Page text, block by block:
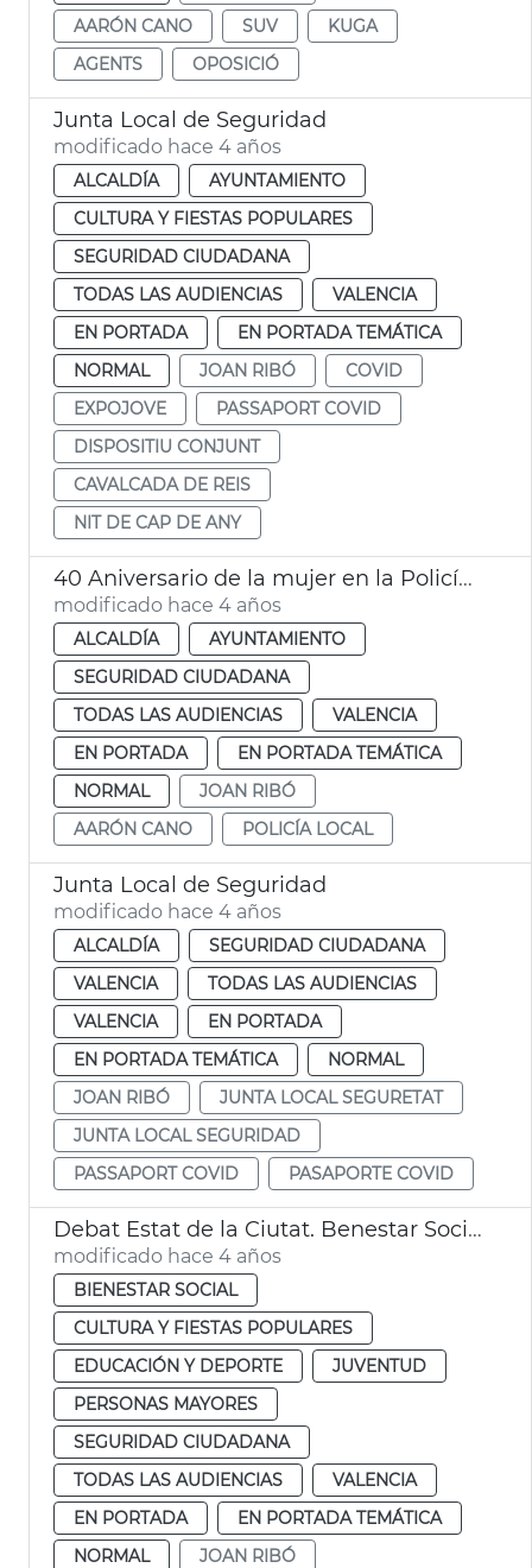
AARÓN CANO
SUV
KUGA
AGENTS
OPOSICIÓ
Junta Local de Seguridad
modificado hace 4 años
ALCALDÍA
AYUNTAMIENTO
CULTURA Y FIESTAS POPULARES
SEGURIDAD CIUDADANA
TODAS LAS AUDIENCIAS
VALENCIA
EN PORTADA
EN PORTADA TEMÁTICA
NORMAL
JOAN RIBÓ
COVID
EXPOJOVE
PASSAPORT COVID
DISPOSITIU CONJUNT
CAVALCADA DE REIS
NIT DE CAP DE ANY
40 Aniversario de la mujer en la Policía Local
modificado hace 4 años
ALCALDÍA
AYUNTAMIENTO
SEGURIDAD CIUDADANA
TODAS LAS AUDIENCIAS
VALENCIA
EN PORTADA
EN PORTADA TEMÁTICA
NORMAL
JOAN RIBÓ
AARÓN CANO
POLICÍA LOCAL
Junta Local de Seguridad
modificado hace 4 años
ALCALDÍA
SEGURIDAD CIUDADANA
VALENCIA
TODAS LAS AUDIENCIAS
VALENCIA
EN PORTADA
EN PORTADA TEMÁTICA
NORMAL
JOAN RIBÓ
JUNTA LOCAL SEGURETAT
JUNTA LOCAL SEGURIDAD
PASSAPORT COVID
PASAPORTE COVID
Debat Estat de la Ciutat. Benestar Social y Cultura
modificado hace 4 años
BIENESTAR SOCIAL
CULTURA Y FIESTAS POPULARES
EDUCACIÓN Y DEPORTE
JUVENTUD
PERSONAS MAYORES
SEGURIDAD CIUDADANA
TODAS LAS AUDIENCIAS
VALENCIA
EN PORTADA
EN PORTADA TEMÁTICA
NORMAL
JOAN RIBÓ